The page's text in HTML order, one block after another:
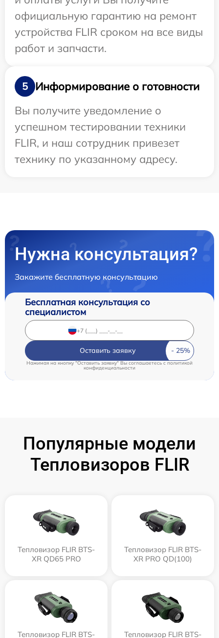
официальную гарантию на ремонт
устройства FLIR сроком на все виды
работ и запчасти.
5
Информирование о готовности
Вы получите уведомление о
успешном тестировании техники
FLIR, и наш сотрудник привезет
технику по указанному адресу.
Нужна консультация?
Закажите бесплатную консультацию
Бесплатная консультация со
специалистом
Оставить заявку
Нажимая на кнопку "Оставить заявку" Вы соглашаетесь c политикой
конфиденциальности
Популярные модели
Тепловизоров FLIR
Тепловизор FLIR BTS-
XR QD65 PRO
Тепловизор FLIR BTS-
XR PRO QD(100)
Тепловизор FLIR BTS-
Тепловизор FLIR BTS-